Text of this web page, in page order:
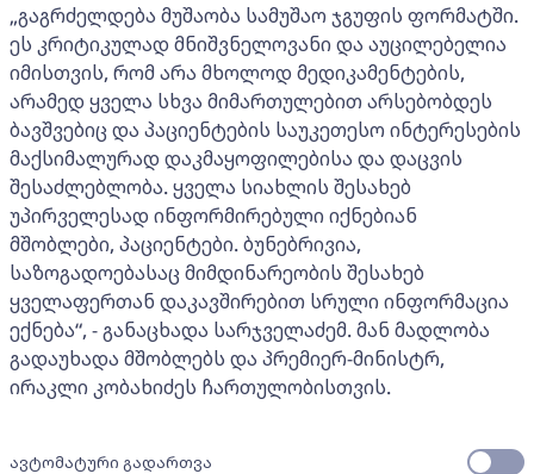
„გაგრძელდება მუშაობა სამუშაო ჯგუფის ფორმატში.
ეს კრიტიკულად მნიშვნელოვანი და აუცილებელია
იმისთვის, რომ არა მხოლოდ მედიკამენტების,
არამედ ყველა სხვა მიმართულებით არსებობდეს
ბავშვებიც და პაციენტების საუკეთესო ინტერესების
მაქსიმალურად დაკმაყოფილებისა და დაცვის
შესაძლებლობა. ყველა სიახლის შესახებ
უპირველესად ინფორმირებული იქნებიან
მშობლები, პაციენტები. ბუნებრივია,
საზოგადოებასაც მიმდინარეობის შესახებ
ყველაფერთან დაკავშირებით სრული ინფორმაცია
ექნება“, - განაცხადა სარჯველაძემ. მან მადლობა
გადაუხადა მშობლებს და პრემიერ-მინისტრ,
ირაკლი კობახიძეს ჩართულობისთვის.
ავტომატური გადართვა